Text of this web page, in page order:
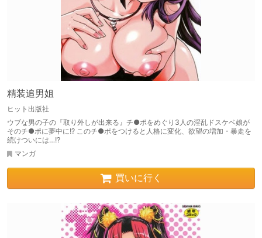
精装追男姐
ヒット出版社
ウブな男の子の『取り外しが出来る』チ●ポをめぐり3人の淫乱ドスケベ娘が
そのチ●ポに夢中に!? このチ●ポをつけると人格に変化、欲望の増加・暴走を
続けついには…!?
マンガ
買いに行く